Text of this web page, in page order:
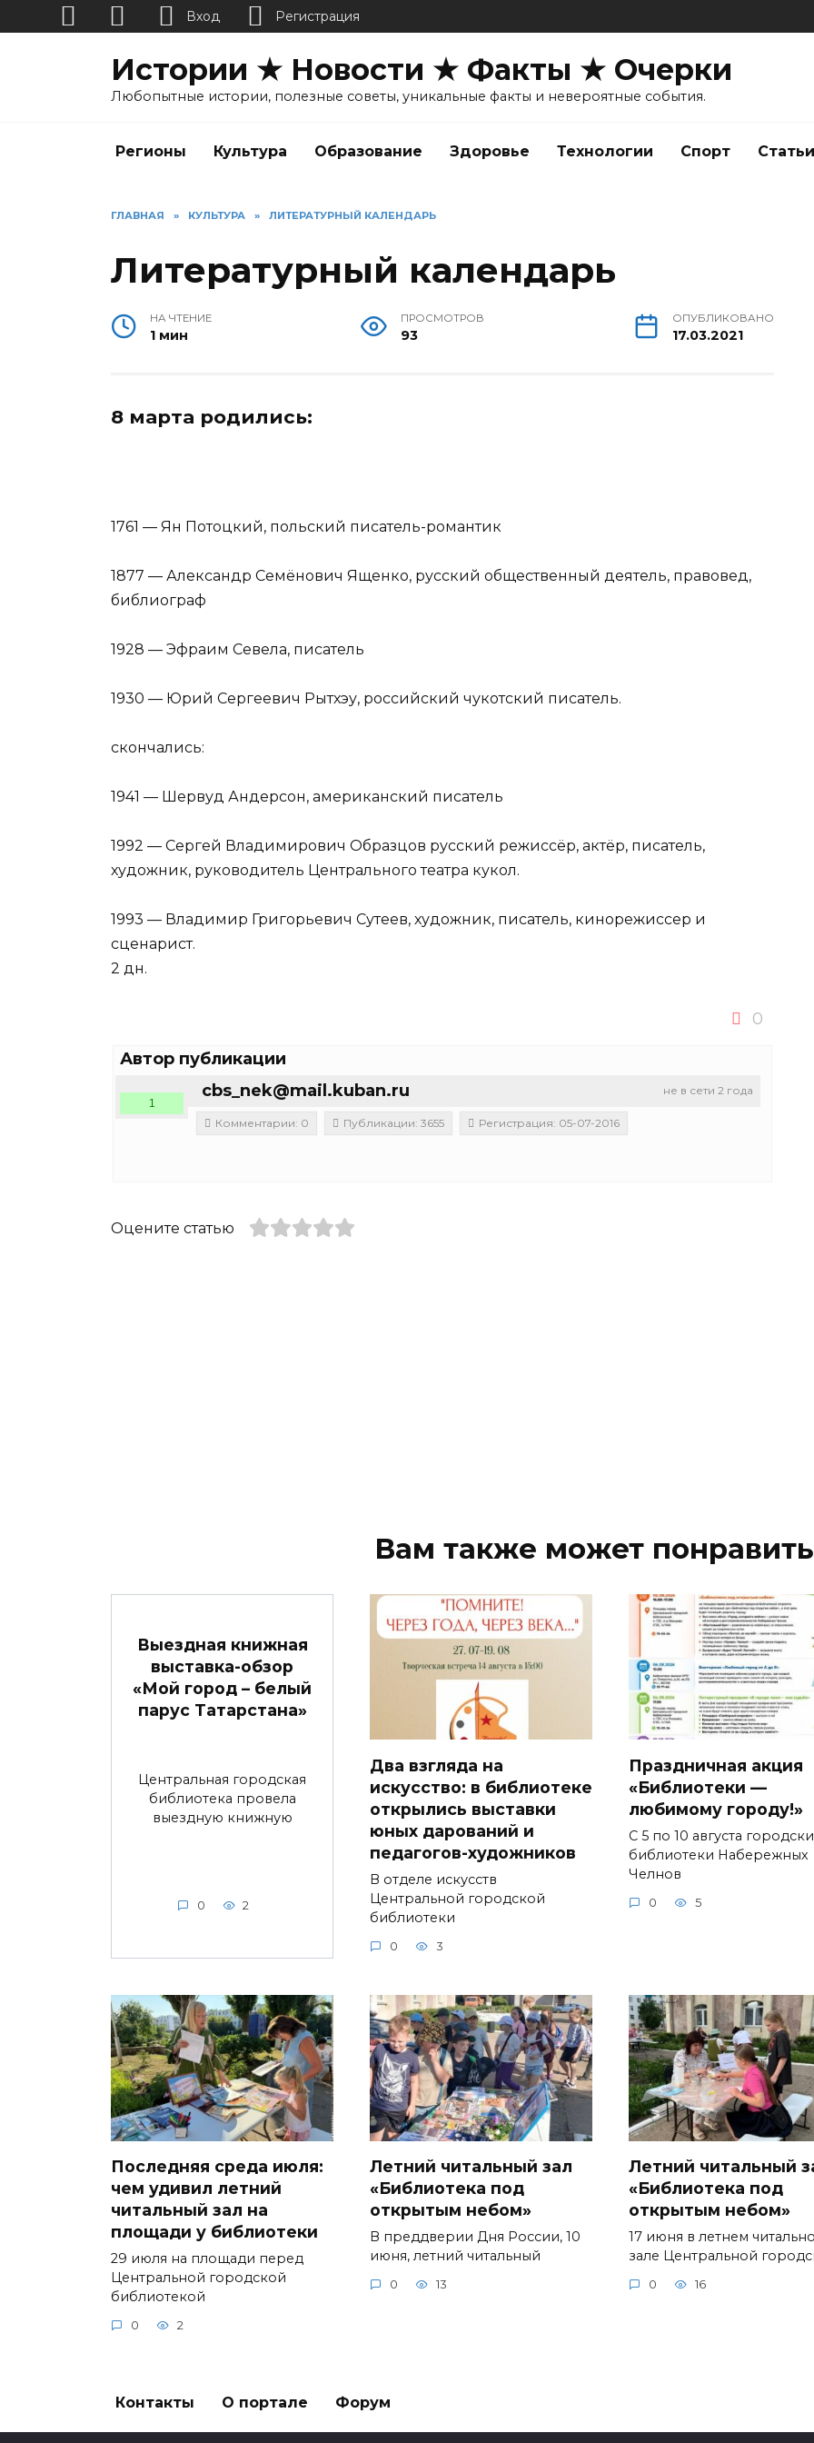
Истории ★ Новости ★ Факты ★ Очерки
Любопытные истории, полезные советы, уникальные факты и невероятные события.
Регионы Культура Образование Здоровье Технологии Спорт Статьи
ГЛАВНАЯ » КУЛЬТУРА » ЛИТЕРАТУРНЫЙ КАЛЕНДАРЬ
Литературный календарь
НА ЧТЕНИЕ
1 мин
ПРОСМОТРОВ
93
ОПУБЛИКОВАНО
17.03.2021
8 марта родились:
1761 — Ян Потоцкий, польский писатель-романтик⠀
1877 — Александр Семёнович Ященко, русский общественный деятель, правовед,
библиограф ⠀
1928 — Эфраим Севела, писатель ⠀
1930 — Юрий Сергеевич Рытхэу, российский чукотский писатель.⠀
скончались:⠀
1941 — Шервуд Андерсон, американский писатель⠀
1992 — Сергей Владимирович Образцов русский режиссёр, актёр, писатель,
художник, руководитель Центрального театра кукол.⠀
1993 — Владимир Григорьевич Сутеев, художник, писатель, кинорежиссер и
сценарист.
2 дн.
0
Автор публикации
не в сети 2 года
cbs_nek@mail.kuban.ru
1
Комментарии: 0 Публикации: 3655 Регистрация: 05-07-2016
Оцените статью
Вам также может
Выездная книжная
выставка-обзор
«Мой город – белый
парус Татарстана»
Центральная городская
библиотека провела
выездную книжную
0 2
Два взгляда на
искусство: в библиотеке
открылись выставки
юных дарований и
педагогов-художников
В отделе искусств
Центральной городской
библиотеки
0 3
Праздничная акция
«Библиотеки —
любимому городу!»
С 5 по 10 августа
библиотеки Набережных
Челнов
0 5
Последняя среда июля:
чем удивил летний
читальный зал на
площади у библиотеки
29 июля на площади перед
Центральной городской
библиотекой
0 2
Летний читальный зал
«Библиотека под
открытым небом»
В преддверии Дня России, 10
июня, летний читальный
0 13
Летний читальный
«Библиотека под
открытым небом»
17 июня в летнем
зале Центральной
0 16
Контакты О портале Форум
Вход Регистрация